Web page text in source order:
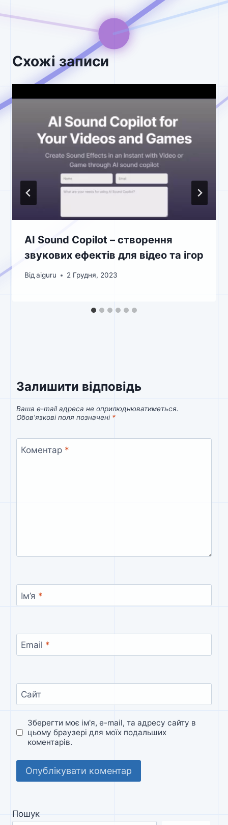
Схожі записи
AI Sound Copilot – створення
звукових ефектів для відео та ігор
Від aiguru 2 Грудня, 2023
Залишити відповідь
Ваша e-mail адреса не оприлюднюватиметься.
Обов’язкові поля позначені *
Коментар *
Ім’я *
Email *
Сайт
Зберегти моє ім'я, e-mail, та адресу сайту в
цьому браузері для моїх подальших
коментарів.
Пошук